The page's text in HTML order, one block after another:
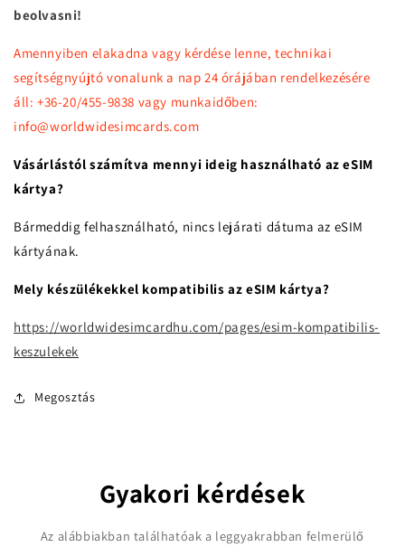
beolvasni!
Amennyiben elakadna vagy kérdése lenne, technikai
segítségnyújtó vonalunk a nap 24 órájában rendelkezésére
áll: +36-20/455-9838 vagy munkaidőben:
info@worldwidesimcards.com
Vásárlástól számítva mennyi ideig használható az eSIM
kártya?
Bármeddig felhasználható, nincs lejárati dátuma az eSIM
kártyának.
Mely készülékekkel kompatibilis az eSIM kártya?
https://worldwidesimcardhu.com/pages/esim-kompatibilis-
keszulekek
Megosztás
Gyakori kérdések
Az alábbiakban találhatóak a leggyakrabban felmerülő